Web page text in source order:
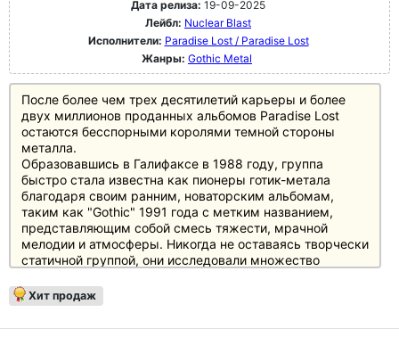
Дата релиза: 19-09-2025
Лейбл: Nuclear Blast
Исполнители: Paradise Lost / Paradise Lost
Жанры: Gothic Metal
После более чем трех десятилетий карьеры и более
двух миллионов проданных альбомов Paradise Lost
остаются бесспорными королями темной стороны
металла.
Образовавшись в Галифаксе в 1988 году, группа
быстро стала известна как пионеры готик-метала
благодаря своим ранним, новаторским альбомам,
таким как "Gothic" 1991 года с метким названием,
представляющим собой смесь тяжести, мрачной
мелодии и атмосферы. Никогда не оставаясь творчески
статичной группой, они исследовали множество
карьеры, от слякотных дум-дэт корней до покорения
метал-мейнстрима массивными, сочными звуками
Хит продаж